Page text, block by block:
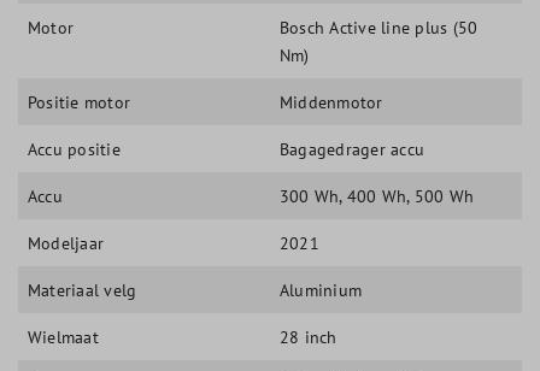
Motor
Bosch Active line plus (50
Nm)
Positie motor Middenmotor
Accu positie Bagagedrager accu
Accu 300 Wh, 400 Wh, 500 Wh
Modeljaar 2021
Materiaal velg Aluminium
Wielmaat 28 inch